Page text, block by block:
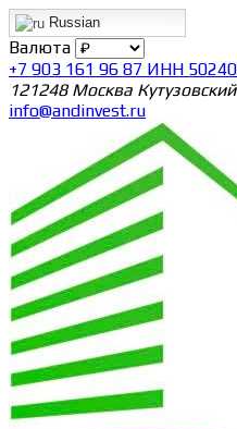
Russian
Валюта
+7 903 161 96 87 ИНН
121248 Москва
info@andinvest.ru